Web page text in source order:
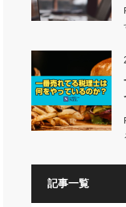
記事一覧